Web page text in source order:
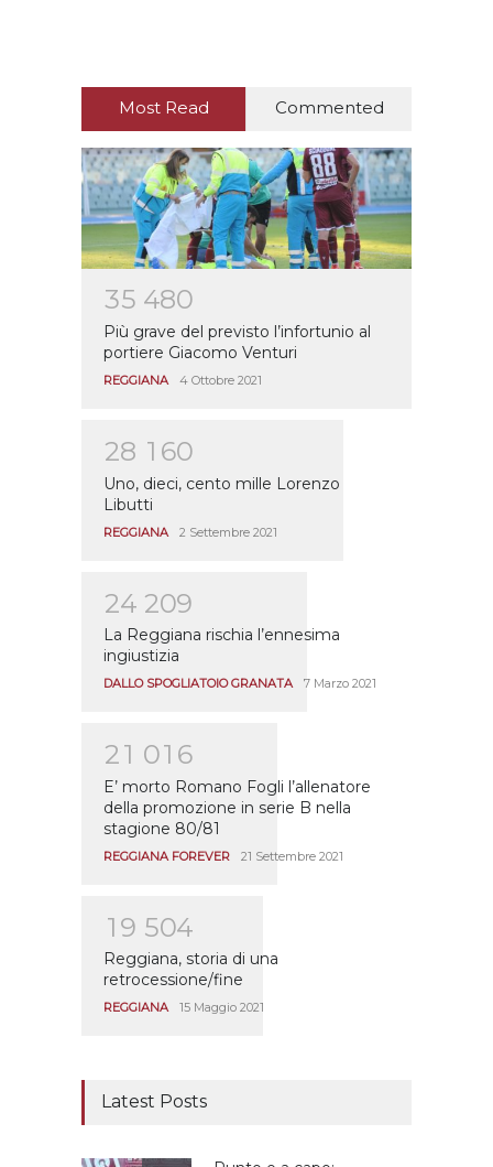
Most Read Commented
35 480
Più grave del previsto l’infortunio al
portiere Giacomo Venturi
REGGIANA 4 Ottobre 2021
28 1 60
Uno, dieci, cento mille Lorenzo
Libutti
REGGIANA 2 Settembre 2021
24 209
La Reggiana rischia l’ennesima
ingiustizia
DALLO SPOGLIATOIO GRANATA 7 Marzo 2021
21 01 6
E’ morto Romano Fogli l’allenatore
della promozione in serie B nella
stagione 80/81
REGGIANA FOREVER 21 Settembre 2021
1 9 504
Reggiana, storia di una
retrocessione/fine
REGGIANA 15 Maggio 2021
Latest Posts